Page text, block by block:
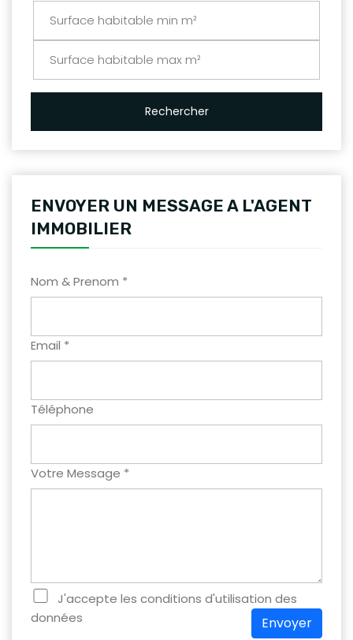
Rechercher
ENVOYER UN MESSAGE A L'AGENT
IMMOBILIER
Nom & Prenom *
Email *
Téléphone
Votre Message *
J'accepte les conditions d'utilisation des
données
Envoyer